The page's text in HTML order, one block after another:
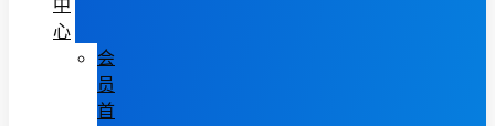
中
心
会
员
首